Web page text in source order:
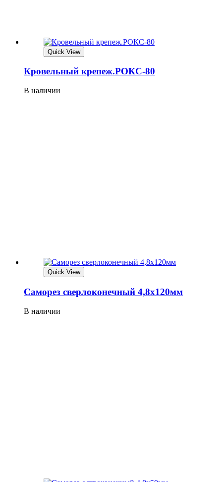
Quick View
Кровельный крепеж.РОКС-80
В наличии
Quick View
Саморез сверлоконечный 4,8х120мм
В наличии